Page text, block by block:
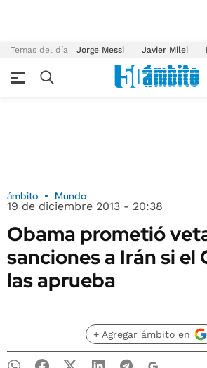
Temas del día Jorge Messi Javier Milei
ámbito Mundo
19 de diciembre 2013 - 20:38
Obama prometió
sanciones a Irán si el
las aprueba
+ Agregar ámbito en